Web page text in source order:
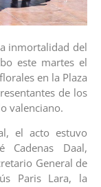
inmortalidad del
este martes el
en la Plaza
de los
valenciano.
el acto estuvo
Cadenas Daal,
General de
Paris Lara, la